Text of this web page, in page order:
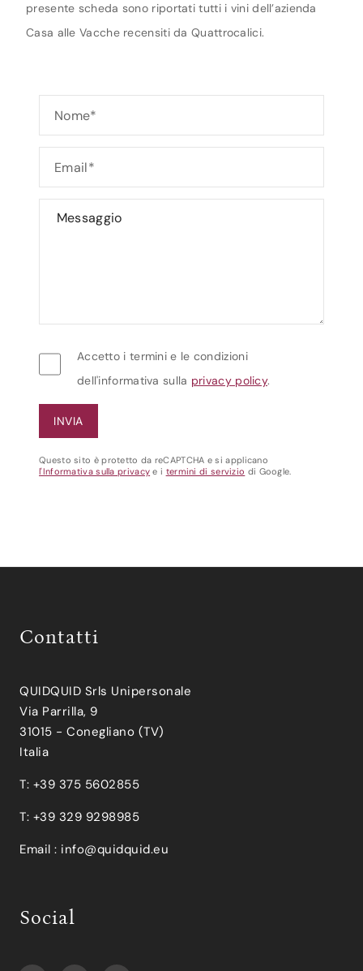
presente scheda sono riportati tutti i vini dell’azienda
Casa alle Vacche recensiti da Quattrocalici.
Accetto i termini e le condizioni
dell'informativa sulla privacy policy.
Questo sito è protetto da reCAPTCHA e si applicano
l'Informativa sulla privacy e i termini di servizio di Google.
Contatti
QUIDQUID Srls Unipersonale
Via Parrilla, 9
31015 - Conegliano (TV)
Italia
T: +39 375 5602855
T: +39 329 9298985
Email : info@quidquid.eu
Social